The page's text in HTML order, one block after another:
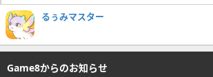
るぅみマスター
Game8からのお知らせ